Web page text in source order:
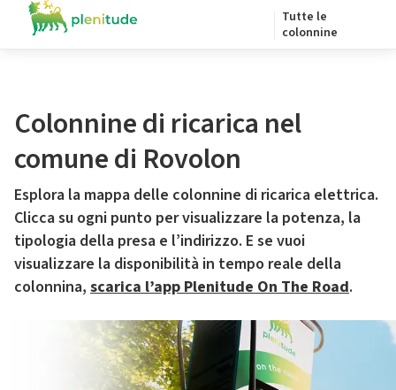
Tutte le
colonnine
Colonnine di ricarica nel
comune di Rovolon
Esplora la mappa delle colonnine di ricarica elettrica.
Clicca su ogni punto per visualizzare la potenza, la
tipologia della presa e l’indirizzo. E se vuoi
visualizzare la disponibilità in tempo reale della
colonnina, scarica l’app Plenitude On The Road.